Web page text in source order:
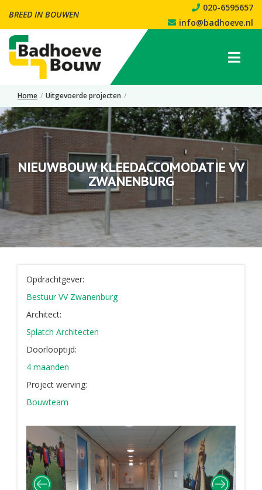
BREED IN BOUWEN
020-6595657
info@badhoeve.nl
Home / Uitgevoerde projecten /
Nieuwbouw Kleedaccomodatie VV Zwanenburg
NIEUWBOUW KLEEDACCOMODATIE VV
ZWANENBURG
Opdrachtgever:
Bestuur VV Zwanenburg
Architect:
Splatch Architecten
Doorlooptijd:
4 maanden
Project werving:
Bouwteam